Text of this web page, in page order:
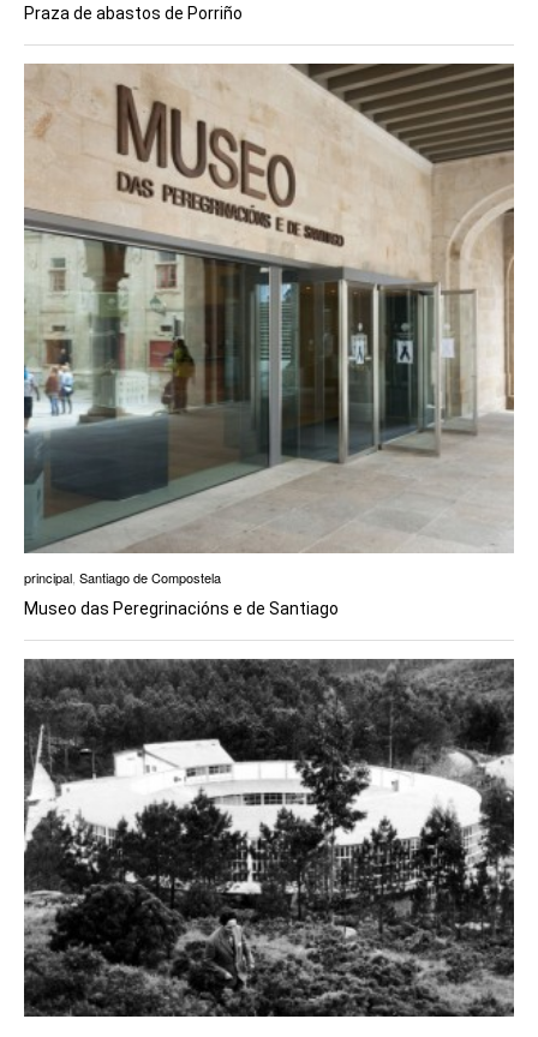
Praza de abastos de Porriño
principal, Santiago de Compostela
Museo das Peregrinacións e de Santiago